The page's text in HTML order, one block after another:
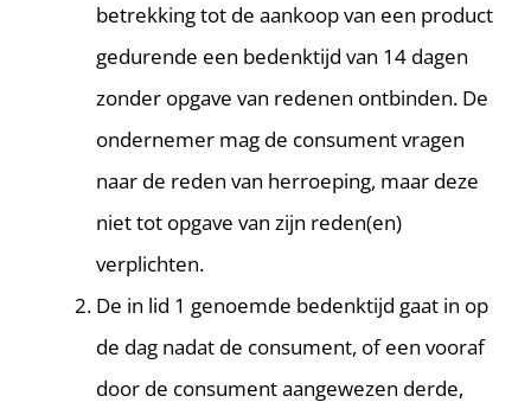
betrekking tot de aankoop van een product
gedurende een bedenktijd van 14 dagen
zonder opgave van redenen ontbinden. De
ondernemer mag de consument vragen
naar de reden van herroeping, maar deze
niet tot opgave van zijn reden(en)
verplichten.
De in lid 1 genoemde bedenktijd gaat in op
de dag nadat de consument, of een vooraf
door de consument aangewezen derde,